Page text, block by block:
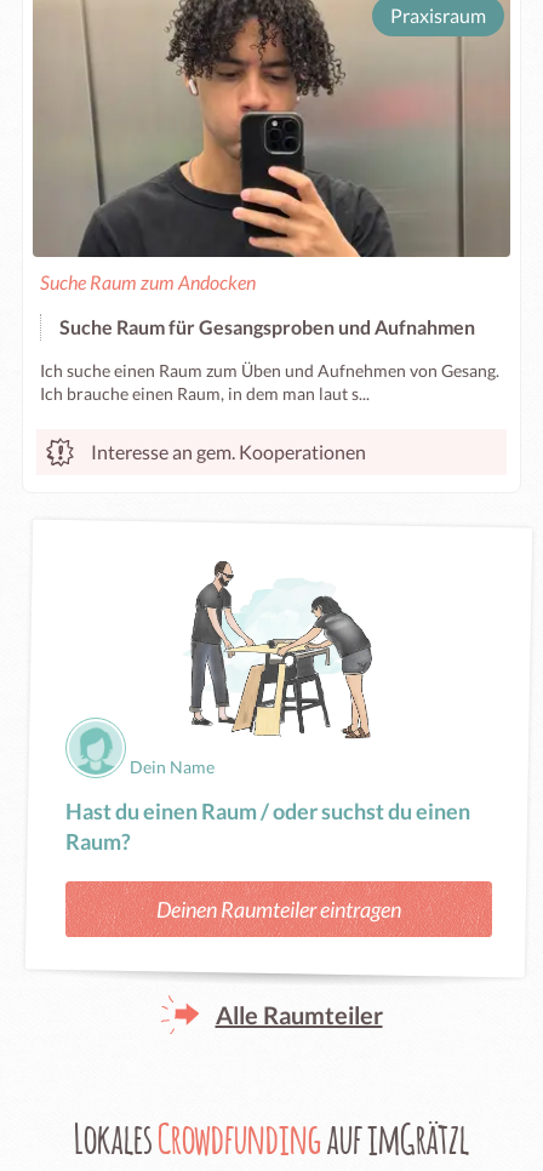
Praxisraum
Suche Raum zum Andocken
Suche Raum für Gesangsproben und Aufnahmen
Ich suche einen Raum zum Üben und Aufnehmen von Gesang.
Ich brauche einen Raum, in dem man laut s...
Interesse an gem. Kooperationen
Dein Name
Hast du einen Raum / oder suchst du einen
Raum?
Deinen Raumteiler eintragen
Alle Raumteiler
LokalesCrowdfundingauf imGrätzl